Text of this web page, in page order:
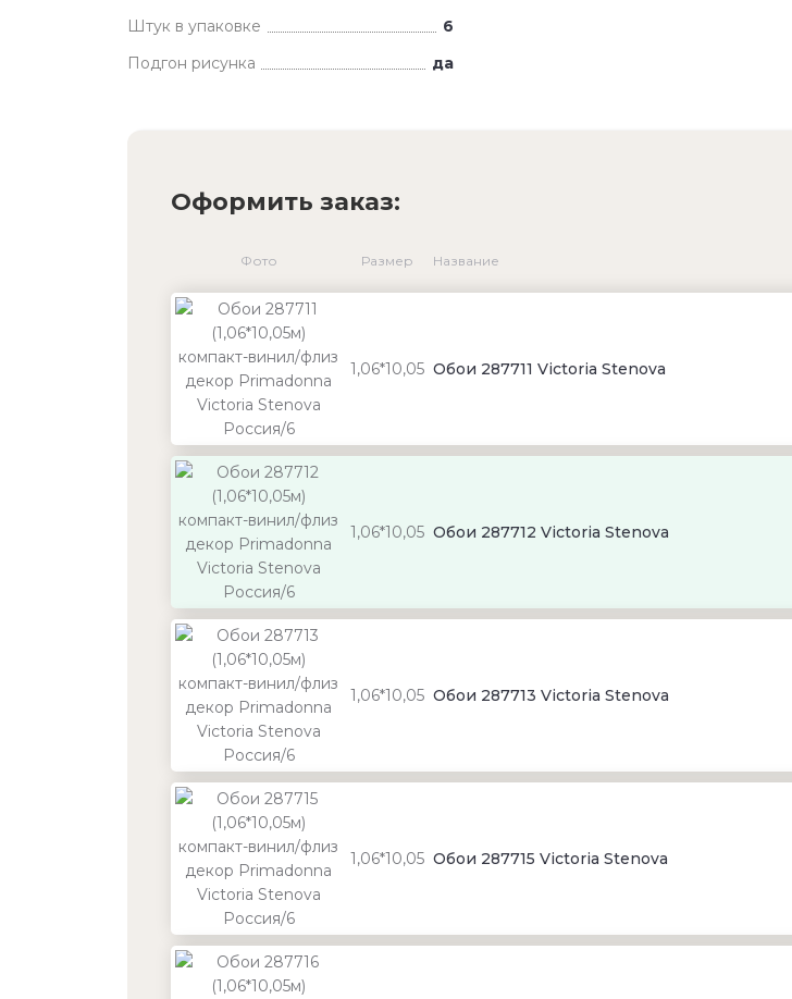
Штук в упаковке
6
Подгон рисунка
да
Оформить заказ:
Фото Размер Название
1,06*10,05 Обои 287711 Victoria Stenova
1,06*10,05 Обои 287712 Victoria Stenova
1,06*10,05 Обои 287713 Victoria Stenova
1,06*10,05 Обои 287715 Victoria Stenova